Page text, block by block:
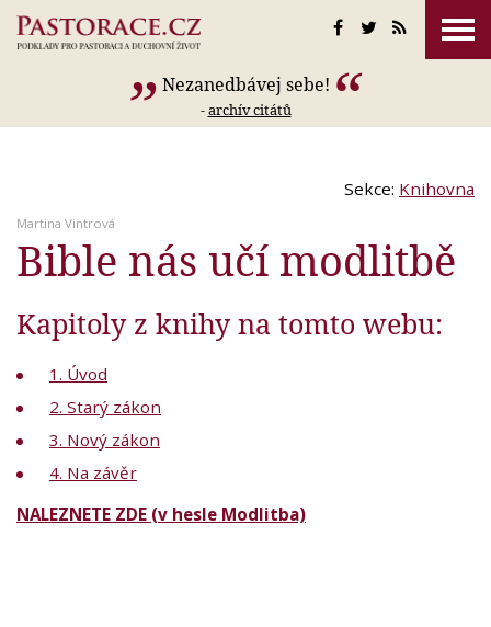
Nezanedbávej sebe!
-archív citátů
Sekce: Knihovna
Martina Vintrová
Bible nás učí modlitbě
Kapitoly z knihy na tomto webu:
1. Úvod
2. Starý zákon
3. Nový zákon
4. Na závěr
NALEZNETE ZDE (v hesle Modlitba)